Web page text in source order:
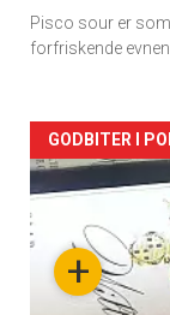
Pisco sour er
forfriskende
Forsiden
akkurat
nå+
GODBITER I